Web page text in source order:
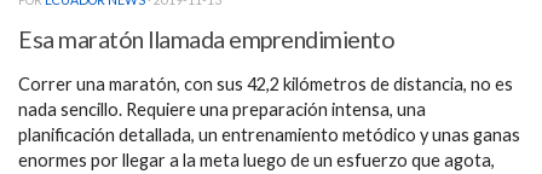
Esa maratón llamada emprendimiento
Correr una maratón, con sus 42,2 kilómetros de distancia, no es
nada sencillo. Requiere una preparación intensa, una
planificación detallada, un entrenamiento metódico y unas ganas
enormes por llegar a la meta luego de un esfuerzo que agota,